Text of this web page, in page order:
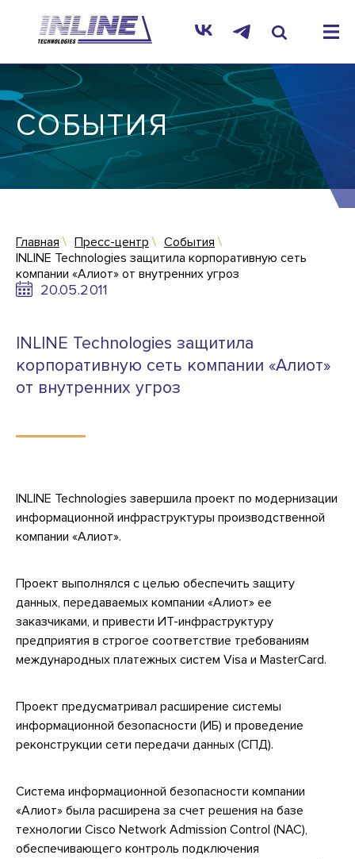
СОБЫТИЯ
Главная Пресс-центр
События
INLINE Technologies защитила корпоративную сеть
компании «Алиот» от внутренних угроз
20.05.2011
INLINE Technologies защитила
корпоративную сеть компании «Алиот»
от внутренних угроз
INLINE Technologies завершила проект по модернизации
информационной инфраструктуры производственной
компании «Алиот».
Проект выполнялся с целью обеспечить защиту
данных, передаваемых компании «Алиот» ее
заказчиками, и привести ИТ-инфраструктуру
предприятия в строгое соответствие требованиям
международных платежных систем Visa и MasterCard.
Проект предусматривал расширение системы
информационной безопасности (ИБ) и проведение
реконструкции сети передачи данных (СПД).
Система информационной безопасности компании
«Алиот» была расширена за счет решения на базе
технологии Cisco Network Admission Control (NAC),
обеспечивающего контроль подключения